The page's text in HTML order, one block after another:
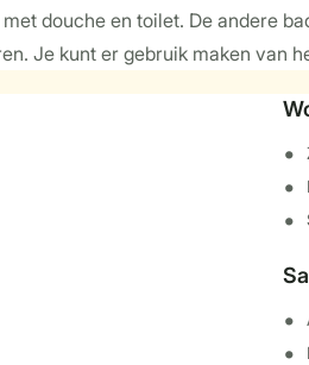
douche en toilet. De andere
Je kunt er gebruik maken van